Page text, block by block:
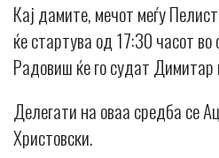
Кај дамите, мечот меѓу
ќе стартува од 17:30 часот во
Радовиш ќе го судат Димитар
Делегати на оваа средба се
Христовски.